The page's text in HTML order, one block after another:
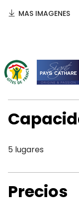
MAS IMAGENES
5 lugares
Precios